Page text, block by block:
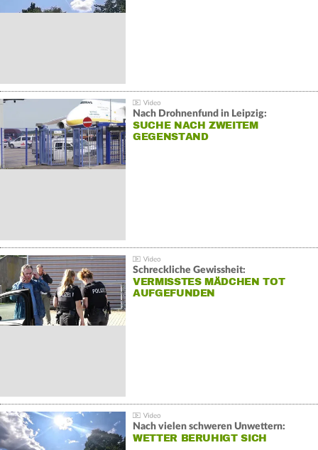
Nach Drohnenfund in Leipzig:
SUCHE NACH ZWEITEM
GEGENSTAND
Schreckliche Gewissheit:
VERMISSTES MÄDCHEN TOT
AUFGEFUNDEN
Nach vielen schweren Unwettern:
WETTER BERUHIGT SICH